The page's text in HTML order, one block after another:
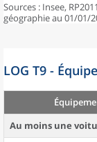
Sources : Insee,
géographie au 01/01/
LOG T9 -
Au moins une